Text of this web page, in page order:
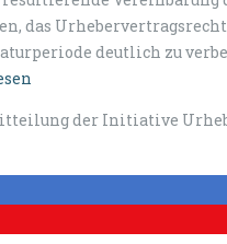
das
deutlich zu
der Initiative